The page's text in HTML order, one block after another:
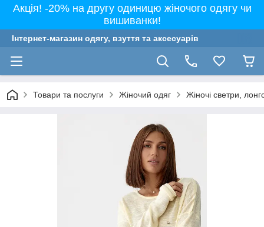
Акція! -20% на другу одиницю жіночого одягу чи
вишиванки!
Інтернет-магазин одягу, взуття та аксесуарів
Товари та послуги Жіночий одяг Жіночі светри,